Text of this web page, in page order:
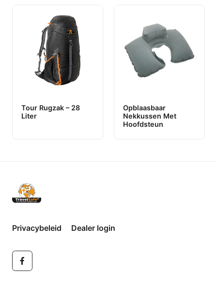
Tour Rugzak – 28
Liter
Opblaasbaar
Nekkussen Met
Hoofdsteun
Privacybeleid Dealer login